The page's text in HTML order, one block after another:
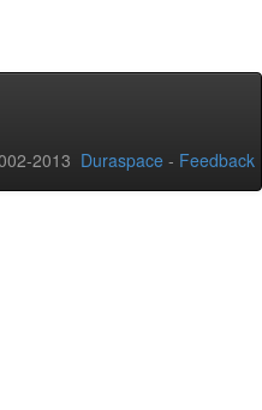
2013 Duraspace - Feedback